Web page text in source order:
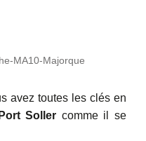
MA10-Majorque
avez toutes les clés en
Soller comme il se